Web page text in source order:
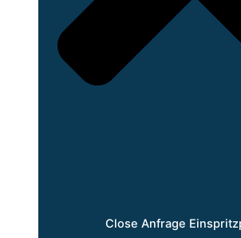
Close Anfrage